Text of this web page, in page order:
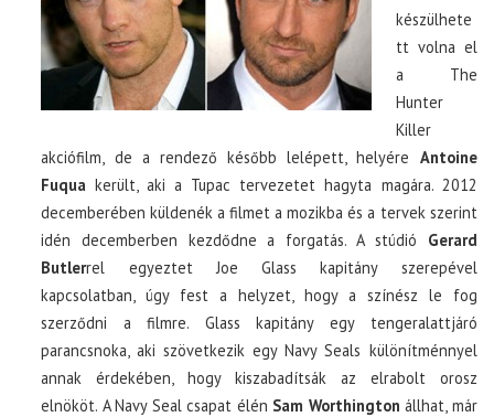
készülhete
tt volna el
a The
Hunter
Killer
akciófilm, de a rendező később lelépett, helyére Antoine
Fuqua került, aki a Tupac tervezetet hagyta magára. 2012
decemberében küldenék a filmet a mozikba és a tervek szerint
idén decemberben kezdődne a forgatás. A stúdió Gerard
Butlerrel egyeztet Joe Glass kapitány szerepével
kapcsolatban, úgy fest a helyzet, hogy a színész le fog
szerződni a filmre. Glass kapitány egy tengeralattjáró
parancsnoka, aki szövetkezik egy Navy Seals különítménnyel
annak érdekében, hogy kiszabadítsák az elrabolt orosz
elnököt. A Navy Seal csapat élén Sam Worthington állhat, már